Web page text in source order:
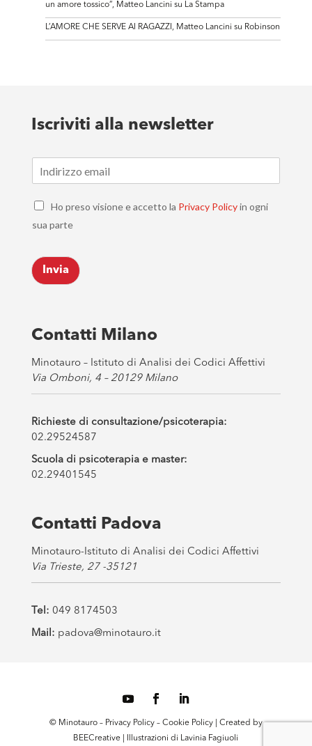
un amore tossico”, Matteo Lancini su La Stampa
L’AMORE CHE SERVE AI RAGAZZI, Matteo Lancini su Robinson
Iscriviti alla newsletter
m
*
C
e
k
b
o
s
*
Ho preso visione e accetto la Privacy Policyin ogni
sua parte
Invia
Contatti Milano
Minotauro – Istituto di Analisi dei Codici Affettivi
Via Omboni, 4 – 20129 Milano
Richieste di consultazione/psicoterapia:
02.29524587
Scuola di psicoterapia e master:
02.29401545
Contatti Padova
Minotauro-Istituto di Analisi dei Codici Affettivi
Via Trieste, 27 -35121
Tel: 049 8174503
Mail: padova@minotauro.it
© Minotauro – Privacy Policy– Cookie Policy
| Created by
BEECreative | Illustrazioni di Lavinia Fagiuoli